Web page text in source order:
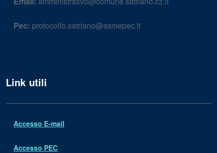
Pec: protocollo.satriano@asmepec.it
Link utili
Accesso E-mail
Accesso PEC